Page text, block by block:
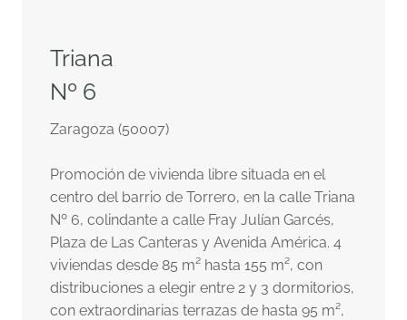
Triana
Nº 6
Zaragoza (50007)
Promoción de vivienda libre situada en el
centro del barrio de Torrero, en la calle Triana
Nº 6, colindante a calle Fray Julían Garcés,
Plaza de Las Canteras y Avenida América. 4
viviendas desde 85 m² hasta 155 m², con
distribuciones a elegir entre 2 y 3 dormitorios,
con extraordinarias terrazas de hasta 95 m²,